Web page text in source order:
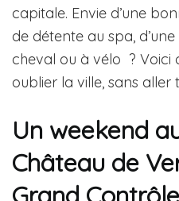
capitale. Envie d’une
de détente au spa,
cheval ou à vélo ? Voici
oublier la ville, sans aller
Un weekend
Château de